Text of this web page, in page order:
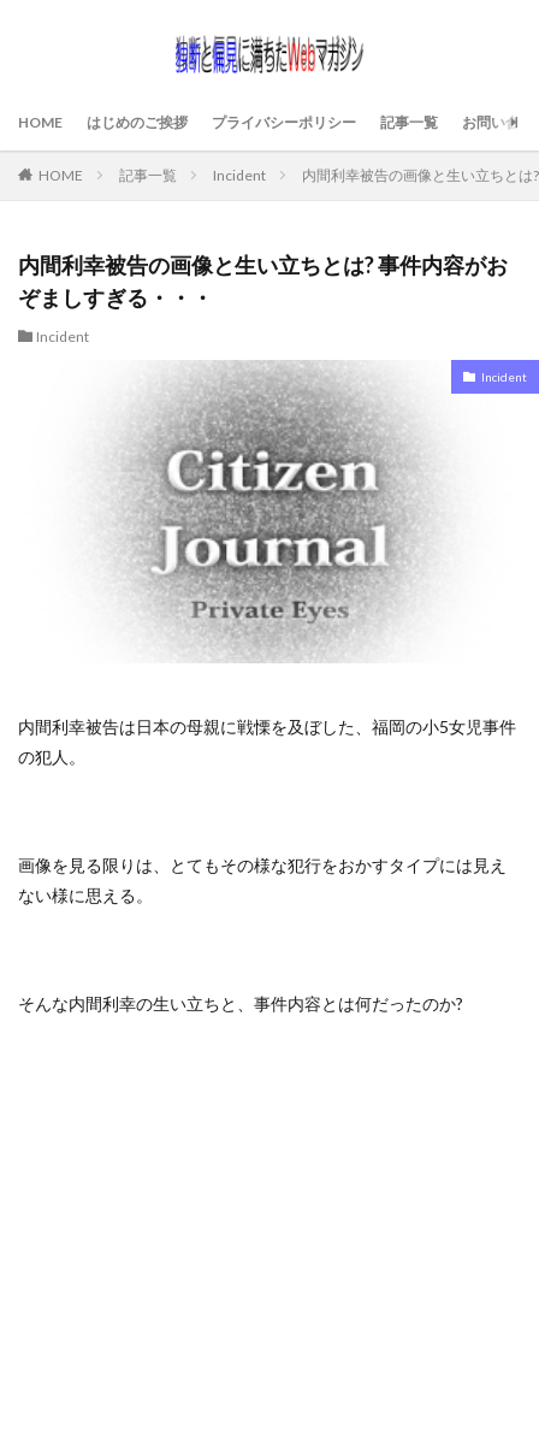
HOME はじめのご挨拶 プライバシーポリシー 記事一覧 お問い合わ
HOME 記事一覧 Incident 内間利幸被告の画像と生い立ちと
内間利幸被告の画像と生い立ちとは? 事件内容がお
ぞましすぎる・・・
Incident
Incident
内間利幸被告は日本の母親に戦慄を及ぼした、福岡の小5女児事件
の犯人。
画像を見る限りは、とてもその様な犯行をおかすタイプには見え
ない様に思える。
そんな内間利幸の生い立ちと、事件内容とは何だったのか?